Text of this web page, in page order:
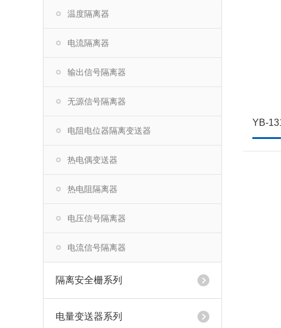
温度隔离器
电流隔离器
输出信号隔离器
无源信号隔离器
电阻电位器隔离变送器
热电偶变送器
热电阻隔离器
电压信号隔离器
电流信号隔离器
隔离安全栅系列
电量变送器系列